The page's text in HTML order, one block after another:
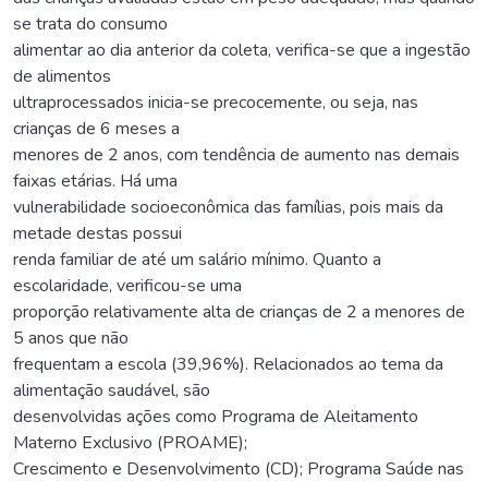
se trata do consumo
alimentar ao dia anterior da coleta, verifica-se que a ingestão
de alimentos
ultraprocessados inicia-se precocemente, ou seja, nas
crianças de 6 meses a
menores de 2 anos, com tendência de aumento nas demais
faixas etárias. Há uma
vulnerabilidade socioeconômica das famílias, pois mais da
metade destas possui
renda familiar de até um salário mínimo. Quanto a
escolaridade, verificou-se uma
proporção relativamente alta de crianças de 2 a menores de
5 anos que não
frequentam a escola (39,96%). Relacionados ao tema da
alimentação saudável, são
desenvolvidas ações como Programa de Aleitamento
Materno Exclusivo (PROAME);
Crescimento e Desenvolvimento (CD); Programa Saúde nas